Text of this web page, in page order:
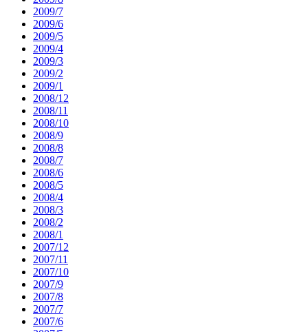
2009/7
2009/6
2009/5
2009/4
2009/3
2009/2
2009/1
2008/12
2008/11
2008/10
2008/9
2008/8
2008/7
2008/6
2008/5
2008/4
2008/3
2008/2
2008/1
2007/12
2007/11
2007/10
2007/9
2007/8
2007/7
2007/6